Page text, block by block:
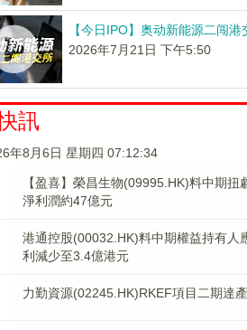
【今日IPO】奥动新能源二闯港
2026年7月21日 下午5:50
訊
年8月6日 星期四 07:12:34
【盈喜】榮昌生物(09995.HK)料中期扭
淨利潤約47億元
港通控股(00032.HK)料中期權益持有人
利減少至3.4億港元
力勤資源(02245.HK)RKEF項目二期達產